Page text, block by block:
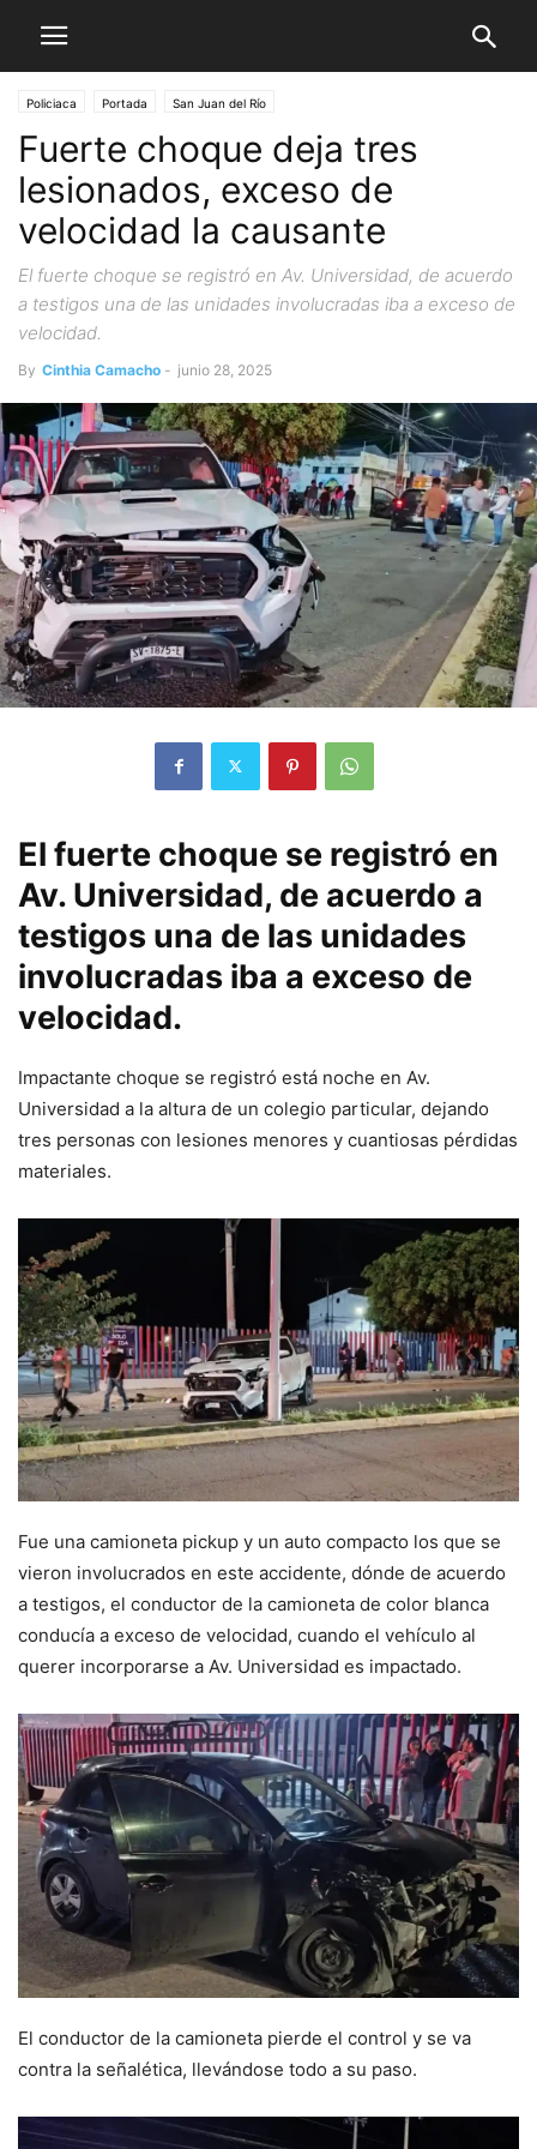
Policiaca Portada San Juan del Río
Fuerte choque deja tres
lesionados, exceso de
velocidad la causante
El fuerte choque se registró en Av. Universidad, de acuerdo
a testigos una de las unidades involucradas iba a exceso de
velocidad.
By Cinthia Camacho - junio 28, 2025
El fuerte choque se registró en
Av. Universidad, de acuerdo a
testigos una de las unidades
involucradas iba a exceso de
velocidad.
Impactante choque se registró está noche en Av.
Universidad a la altura de un colegio particular, dejando
tres personas con lesiones menores y cuantiosas pérdidas
materiales.
Fue una camioneta pickup y un auto compacto los que se
vieron involucrados en este accidente, dónde de acuerdo
a testigos, el conductor de la camioneta de color blanca
conducía a exceso de velocidad, cuando el vehículo al
querer incorporarse a Av. Universidad es impactado.
El conductor de la camioneta pierde el control y se va
contra la señalética, llevándose todo a su paso.